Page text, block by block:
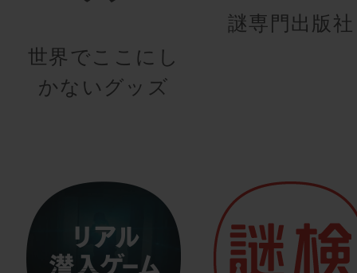
世界でここにし
かないグッズ
謎専門出版社